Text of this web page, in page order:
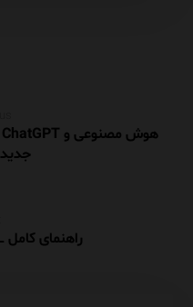
جدید OpenAI
راهنمای کامل ITIL برای شرکت‌ها